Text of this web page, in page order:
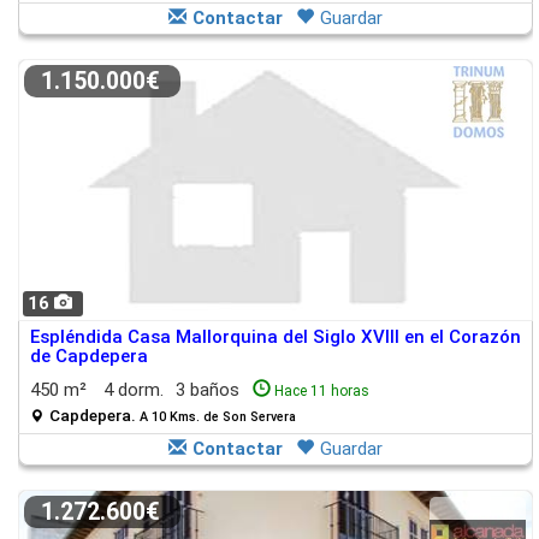
Contactar Guardar
16
1.150.000€
Espléndida Casa Mallorquina del Siglo XVIII en el Corazón
de Capdepera
450 m²
4 dorm. 3 baños Hace 11 horas
Capdepera. A 10 Kms. de Son Servera
Contactar Guardar
1.272.600€